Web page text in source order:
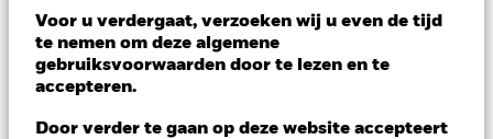
Voor u verdergaat, verzoeken wij u even de tijd
te nemen om deze algemene
gebruiksvoorwaarden door te lezen en te
accepteren.
Door verder te gaan op deze website accepteert
NAV per 06/aug/2026
EUR 10,77